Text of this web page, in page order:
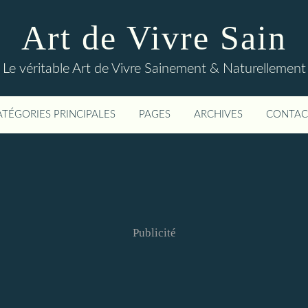
Art de Vivre Sain
Le véritable Art de Vivre Sainement & Naturellement
PRINCIPALES PAGES ARCHIVES
Publicité